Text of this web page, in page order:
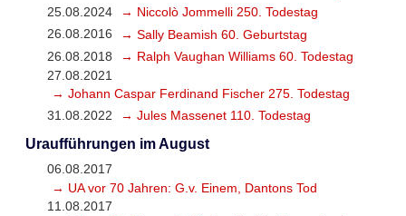
25.08.2024
→ Niccolò Jommelli 250. Todestag
26.08.2016
→ Sally Beamish 60. Geburtstag
26.08.2018
→ Ralph Vaughan Williams 60. Todestag
27.08.2021
→ Johann Caspar Ferdinand Fischer 275. Todestag
31.08.2022
→ Jules Massenet 110. Todestag
Uraufführungen im August
06.08.2017
→ UA vor 70 Jahren: G.v. Einem, Dantons Tod
11.08.2017